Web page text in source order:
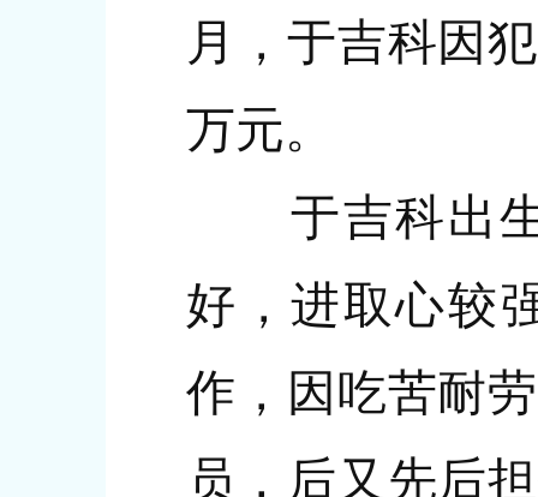
月，于吉科因
万元。
于吉科出生
好，进取心较
作，因吃苦耐
员，后又先后